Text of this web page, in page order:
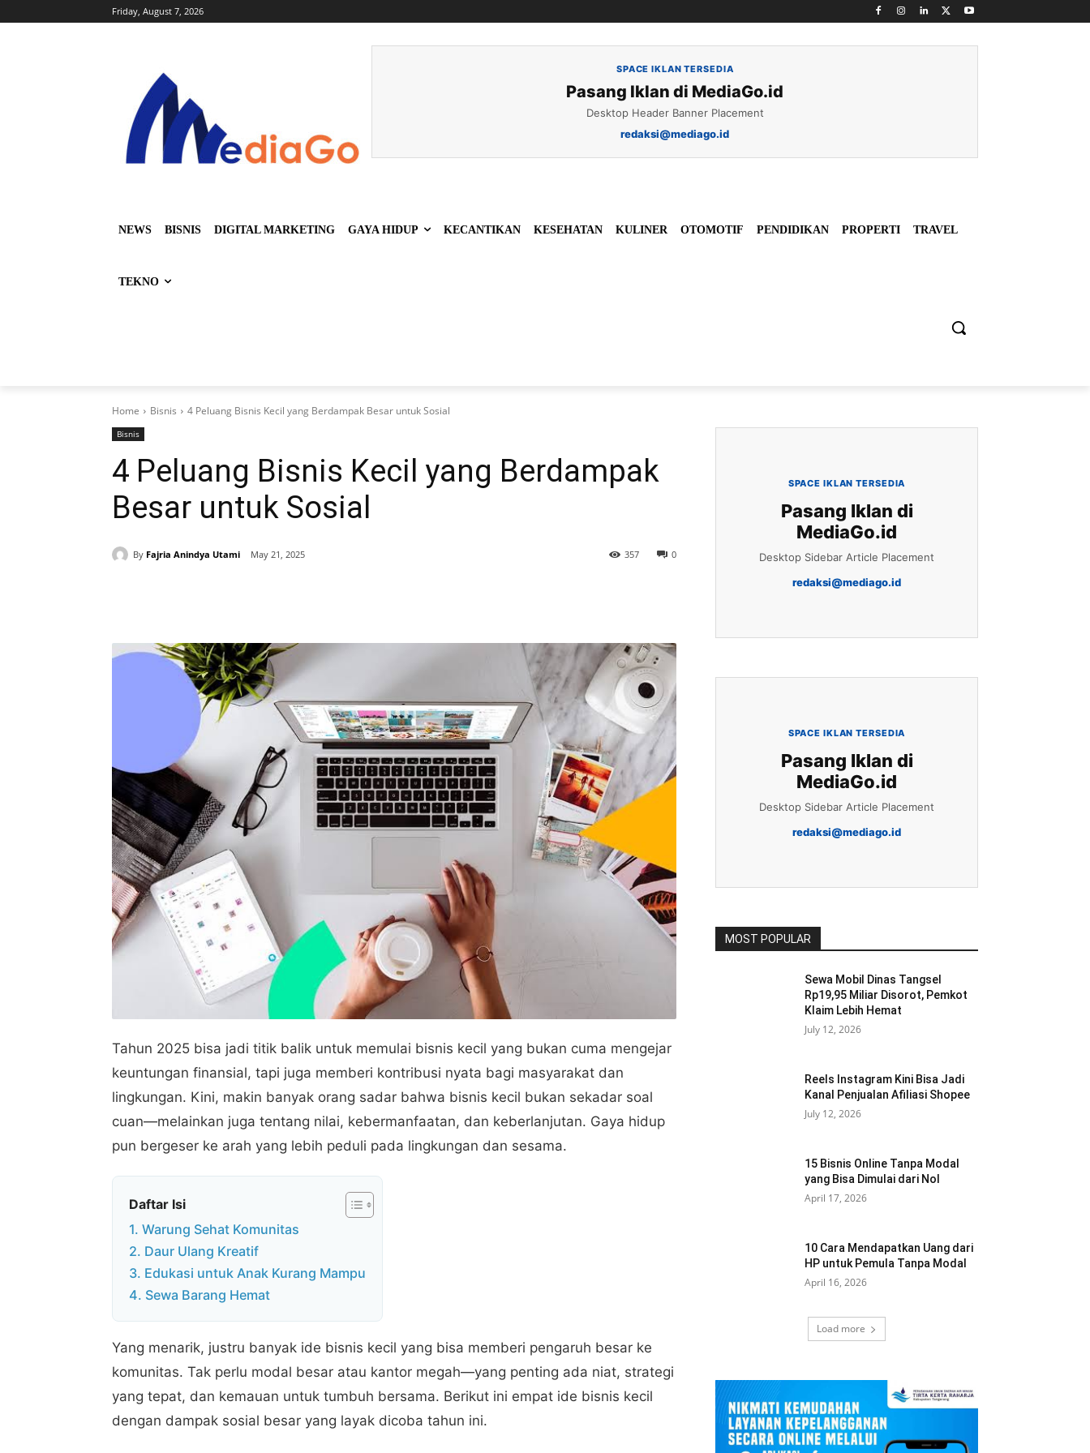
Friday, August 7, 2026
SPACE IKLAN TERSEDIA
Pasang Iklan di MediaGo.id
Desktop Header Banner Placement
redaksi@mediago.id
NEWS BISNIS DIGITAL MARKETING GAYA HIDUP KECANTIKAN KESEHATAN KULINER OTOMOTIF PENDIDIKAN PROPERTI TRAVEL
TEKNO
Home Bisnis 4 Peluang Bisnis Kecil yang Berdampak Besar untuk Sosial
Bisnis
4 Peluang Bisnis Kecil yang Berdampak
Besar untuk Sosial
By Fajria Anindya Utami May 21, 2025 0
357
Tahun 2025 bisa jadi titik balik untuk memulai bisnis kecil yang bukan cuma mengejar
keuntungan finansial, tapi juga memberi kontribusi nyata bagi masyarakat dan
lingkungan. Kini, makin banyak orang sadar bahwa bisnis kecil bukan sekadar soal
cuan—melainkan juga tentang nilai, kebermanfaatan, dan keberlanjutan. Gaya hidup
pun bergeser ke arah yang lebih peduli pada lingkungan dan sesama.
Daftar Isi
1. Warung Sehat Komunitas
2. Daur Ulang Kreatif
3. Edukasi untuk Anak Kurang Mampu
4. Sewa Barang Hemat
Yang menarik, justru banyak ide bisnis kecil yang bisa memberi pengaruh besar ke
komunitas. Tak perlu modal besar atau kantor megah—yang penting ada niat, strategi
yang tepat, dan kemauan untuk tumbuh bersama. Berikut ini empat ide bisnis kecil
dengan dampak sosial besar yang layak dicoba tahun ini.
SPACE IKLAN TERSEDIA
Pasang Iklan di
MediaGo.id
Desktop Sidebar Article Placement
redaksi@mediago.id
SPACE IKLAN TERSEDIA
Pasang Iklan di
MediaGo.id
Desktop Sidebar Article Placement
redaksi@mediago.id
MOST POPULAR
Sewa Mobil Dinas Tangsel
Rp19,95 Miliar Disorot, Pemkot
Klaim Lebih Hemat
July 12, 2026
Reels Instagram Kini Bisa Jadi
Kanal Penjualan Afiliasi Shopee
July 12, 2026
15 Bisnis Online Tanpa Modal
yang Bisa Dimulai dari Nol
April 17, 2026
10 Cara Mendapatkan Uang dari
HP untuk Pemula Tanpa Modal
April 16, 2026
Load more